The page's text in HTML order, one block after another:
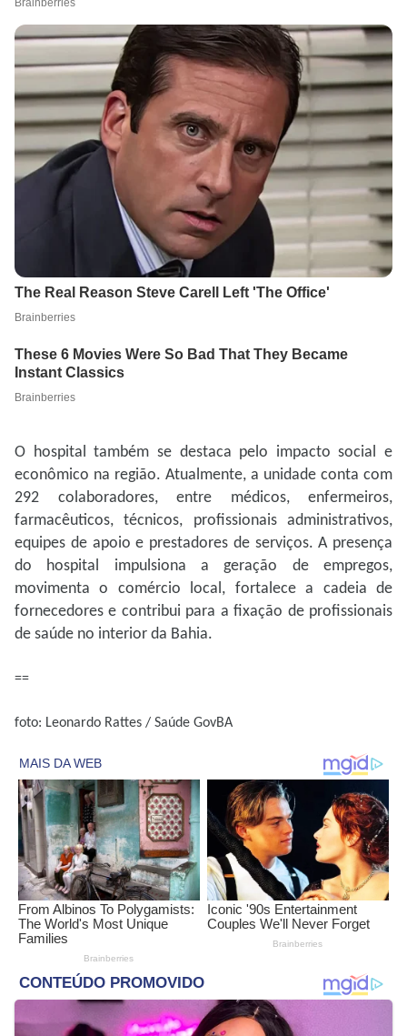
O hospital também se destaca pelo impacto social e
econômico na região. Atualmente, a unidade conta com
292 colaboradores, entre médicos, enfermeiros,
farmacêuticos, técnicos, profissionais administrativos,
equipes de apoio e prestadores de serviços. A presença
do hospital impulsiona a geração de empregos,
movimenta o comércio local, fortalece a cadeia de
fornecedores e contribui para a fixação de profissionais
de saúde no interior da Bahia.
==
foto: Leonardo Rattes / Saúde GovBA